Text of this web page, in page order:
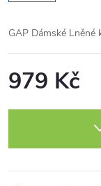
GAP Dámské
979 Kč